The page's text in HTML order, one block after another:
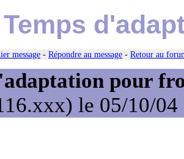
Temps
message - Répondre au message - Retour au
pour
le 05/10/04